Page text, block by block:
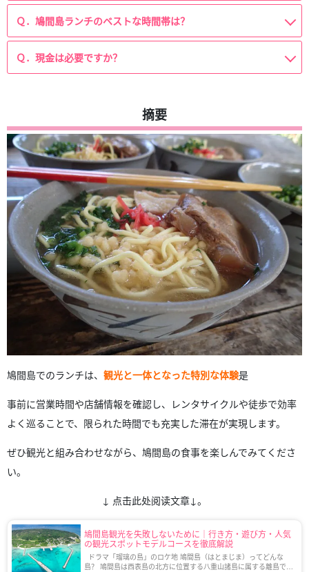
Ｑ．鳩間島ランチのベストな時間帯は？
Ｑ．現金は必要ですか？
摘要
鳩間島でのランチは、 観光と一体となった特別な体験是
事前に営業時間や店舗情報を確認し、レンタサイクルや徒歩で効率
よく巡ることで、限られた時間でも充実した滞在が実現します。
ぜひ観光と組み合わせながら、鳩間島の食事を楽しんでみてくださ
い。
↓ 点击此处阅读文章↓。
鳩間島観光を失敗しないために｜行き方・遊び方・人気
の観光スポットモデルコースを徹底解説
ドラマ「瑠璃の島」のロケ地 鳩間島（はとまじま）ってどんな
島？ 鳩間島は西表島の北方に位置する八重山諸島に属する離島で